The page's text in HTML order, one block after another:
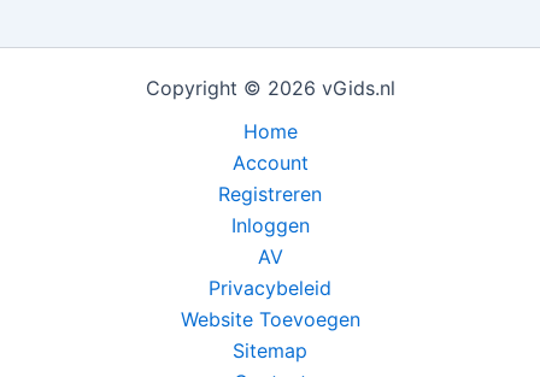
Copyright © 2026 vGids.nl
Home
Account
Registreren
Inloggen
AV
Privacybeleid
Website Toevoegen
Sitemap